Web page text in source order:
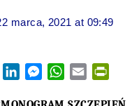
marca, 2021 at 09:49
FacebookLinkedInMessenger
WhatsApp
Email